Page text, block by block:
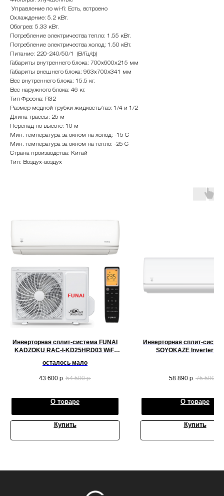
Управление по wi-fi: Есть, встроено
Охлаждение: 5.2 кВт.
Обогрев: 5.33 кВт.
Потребление электричества тепло: 1.55 кВт.
Потребление электричества холод: 1.50 кВт.
Питание: 220-240/50/1 (В/Гц/ф)
Габариты внутреннего блока: 700х600х215 мм
Габариты внешнего блока: 963х700х341 мм
Вес внутреннего блока: 15.5 кг.
Вес наружного блока: 46 кг.
Тип Фреона: R32
Размер медной трубки жидкость/газ: 1/4 и 1/2
Длина трассы: 25 м
Перепад по высоте: 10 м
Мин. температура за окном на холод: -15 С
Мин. температура за окном на тепло: -25 С
Страна производства: Китай
Тип: Воздух-воздух
Инверторная сплит-система FUNAI
KADZOKU RAC-I-KD25HP.D03 WiFi
осталось мало
43 600 р. 54 500 р.
О товаре
Купить
Инверторная сплит-
SOYOKAZE Inverter
58 890 р. 75 590
О товаре
Купить